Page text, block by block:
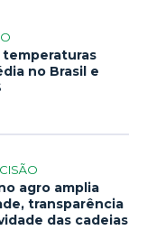
no Brasil e
agro amplia
transparência
das cadeias